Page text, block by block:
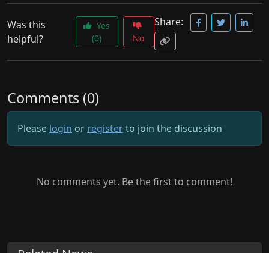
Was this
helpful?
Yes
(0)
No
Share:
Comments (0)
Please login or registerto join the discussion
No comments yet. Be the first to comment!